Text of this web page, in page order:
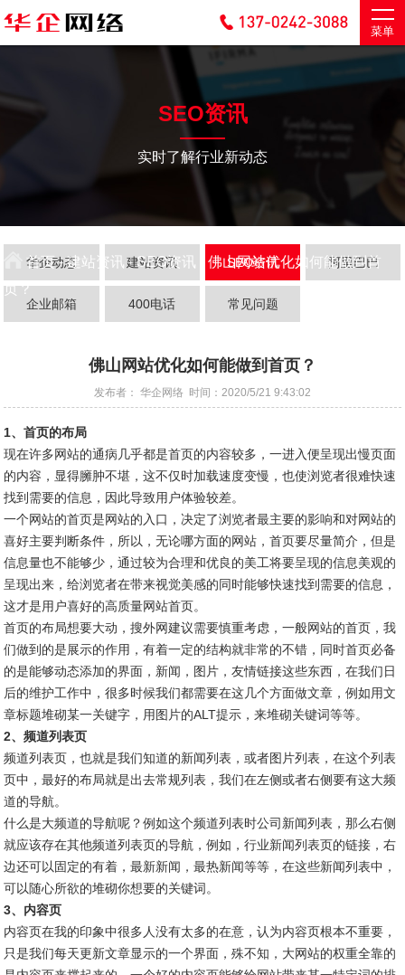
菜单
SEO资讯
实时了解行业新动态
首页-建站资讯-SEO资讯 - 佛山网站优化如何能做到首
页？
华企动态 建站资讯 SEO资讯 阿里巴巴
企业邮箱 400电话 常见问题
佛山网站优化如何能做到首页？
发布者： 华企网络 时间：2020/5/21 9:43:02
1、首页的布局
现在许多网站的通病几乎都是首页的内容较多，一进入便呈现出慢页面
的内容，显得臃肿不堪，这不仅时加载速度变慢，也使浏览者很难快速
找到需要的信息，因此导致用户体验较差。
一个网站的首页是网站的入口，决定了浏览者最主要的影响和对网站的
喜好主要判断条件，所以，无论哪方面的网站，首页要尽量简介，但是
信息量也不能够少，通过较为合理和优良的美工将要呈现的信息美观的
呈现出来，给浏览者在带来视觉美感的同时能够快速找到需要的信息，
这才是用户喜好的高质量网站首页。
首页的布局想要大动，搜外网建议需要慎重考虑，一般网站的首页，我
们做到的是展示的作用，有着一定的结构就非常的不错，同时首页必备
的是能够动态添加的界面，新闻，图片，友情链接这些东西，在我们日
后的维护工作中，很多时候我们都需要在这几个方面做文章，例如用文
章标题堆砌某一关键字，用图片的ALT提示，来堆砌关键词等等。
2、频道列表页
频道列表页，也就是我们知道的新闻列表，或者图片列表，在这个列表
页中，最好的布局就是出去常规列表，我们在左侧或者右侧要有这大频
道的导航。
什么是大频道的导航呢？例如这个频道列表时公司新闻列表，那么右侧
就应该存在其他频道列表页的导航，例如，行业新闻列表页的链接，右
边还可以固定的有着，最新新闻，最热新闻等等，在这些新闻列表中，
可以随心所欲的堆砌你想要的关键词。
3、内容页
内容页在我的印象中很多人没有太多的在意，认为内容页根本不重要，
只是我们每天更新文章显示的一个界面，殊不知，大网站的权重全靠的